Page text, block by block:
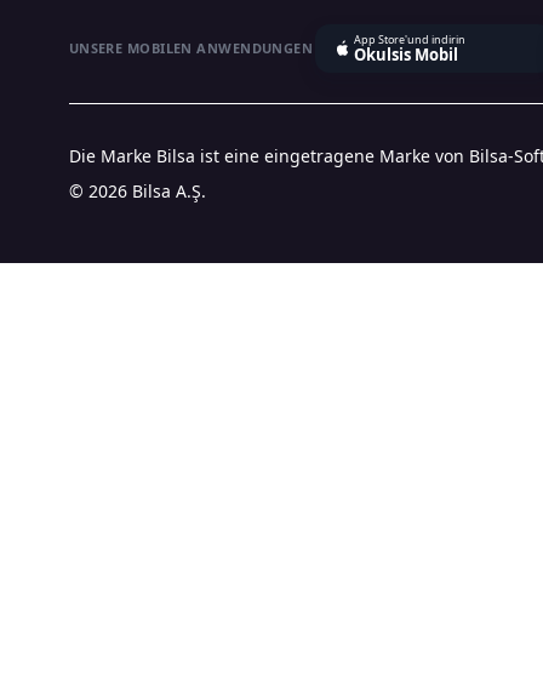
UNSERE MOBILEN ANWENDUNGEN App Store'und indirin
Okulsis Mobil
Die Marke Bilsa ist eine eingetragene Marke von Bilsa-
© 2026 Bilsa A.Ş.